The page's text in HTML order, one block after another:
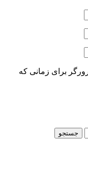
برای زمانی که